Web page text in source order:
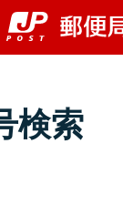
検索